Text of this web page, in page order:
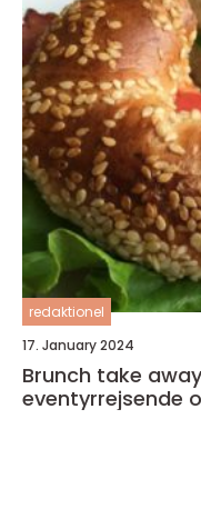
redaktionel
17. January 2024
Brunch take
eventyrrejsende